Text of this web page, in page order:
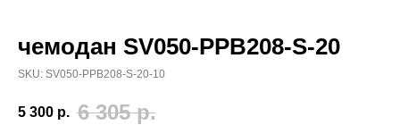
чемодан SV050-PPB208-S-20
SKU: SV050-PPB208-S-20-10
5 300 р. 6 305 р.